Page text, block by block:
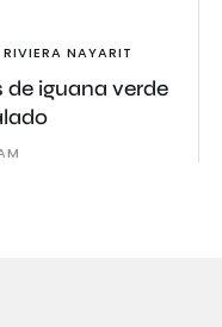
RIVIERA NAYARIT
de iguana verde